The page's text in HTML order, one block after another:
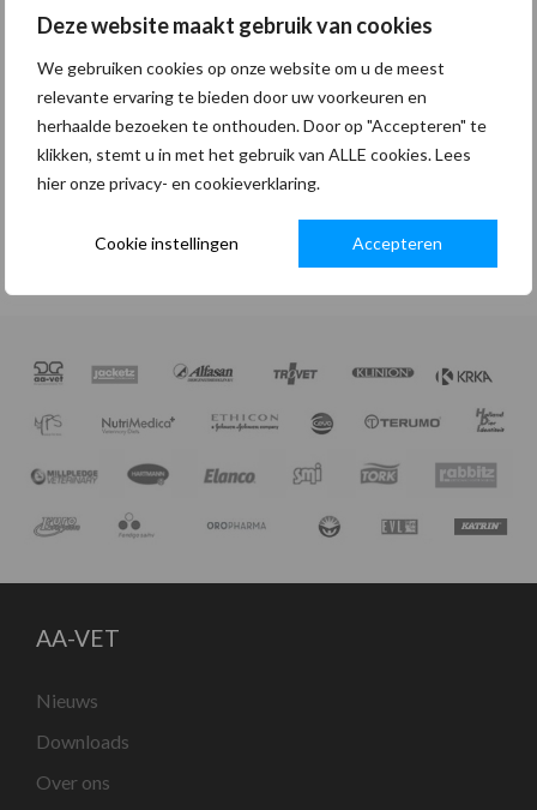
Deze website maakt gebruik van cookies
We gebruiken cookies op onze website om u de meest
relevante ervaring te bieden door uw voorkeuren en
herhaalde bezoeken te onthouden. Door op "Accepteren" te
klikken, stemt u in met het gebruik van ALLE cookies. Lees
hier onze privacy- en cookieverklaring.
Cookie instellingen Accepteren
Je persoonlijke gegevens worden gebruikt om je
ervaring op deze site te ondersteunen, om toegang
tot je account te beheren en voor andere doeleinden
zoals omschreven in onzeprivacybeleid.
AA-VET
Nieuws
Downloads
Over ons